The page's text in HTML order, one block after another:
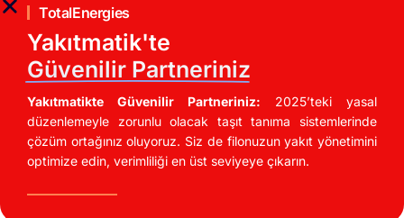
İndirimli Akaryakıt Fırsatları
TotalEnergies
Yakıtmatik'te
Güvenilir Partneriniz
Yakıtmatikte Güvenilir Partneriniz: 2025’teki yasal
düzenlemeyle zorunlu olacak taşıt tanıma sistemlerinde
çözüm ortağınız oluyoruz. Siz de filonuzun yakıt yönetimini
optimize edin, verimliliği en üst seviyeye çıkarın.